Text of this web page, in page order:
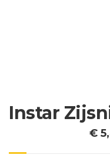
Instar
€